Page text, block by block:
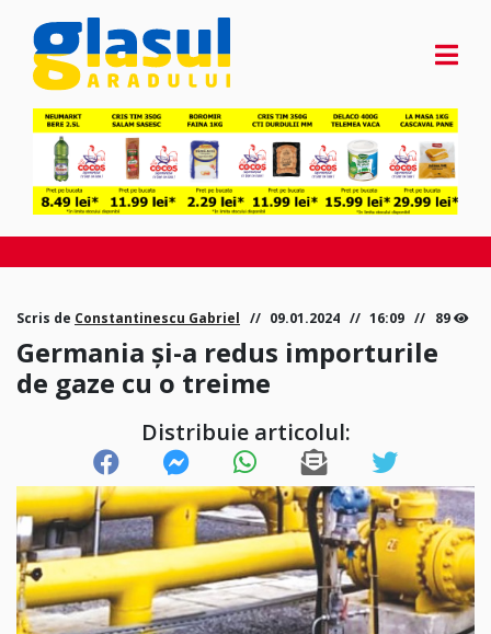
Scris de Constantinescu Gabriel 09.01.2024 16:09 89
Germania și-a redus importurile
de gaze cu o treime
Distribuie articolul: